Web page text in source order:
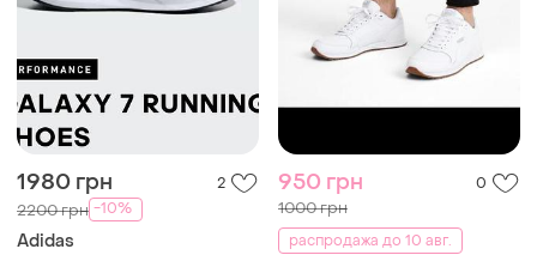
1980 грн 2
2200 грн -10%
Adidas
950 грн 0
1000 грн
распродажа до 10 авг.